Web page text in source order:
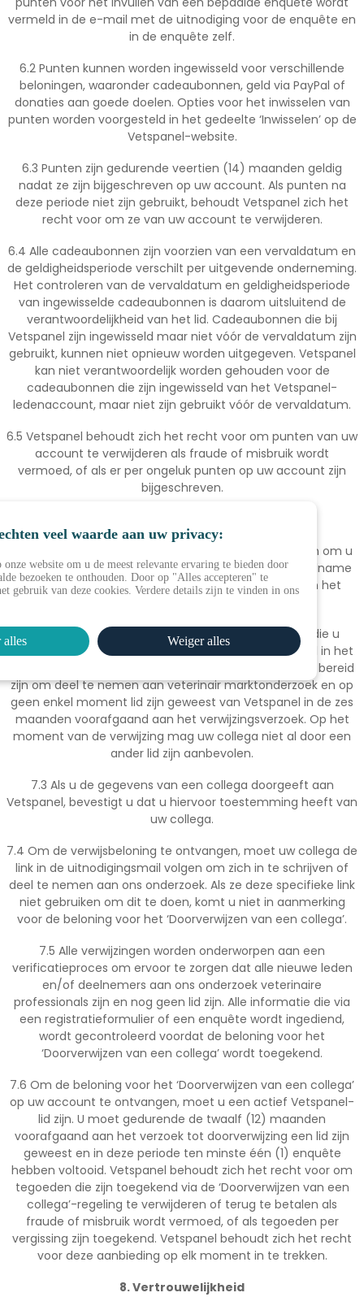
vermeld in de e-mail met de uitnodiging voor de enquête en
in de enquête zelf.
6.2 Punten kunnen worden ingewisseld voor verschillende
beloningen, waaronder cadeaubonnen, geld via PayPal of
donaties aan goede doelen. Opties voor het inwisselen van
punten worden voorgesteld in het gedeelte ‘Inwisselen’ op de
Vetspanel-website.
6.3 Punten zijn gedurende veertien (14) maanden geldig
nadat ze zijn bijgeschreven op uw account. Als punten na
deze periode niet zijn gebruikt, behoudt Vetspanel zich het
recht voor om ze van uw account te verwijderen.
6.4 Alle cadeaubonnen zijn voorzien van een vervaldatum en
de geldigheidsperiode verschilt per uitgevende onderneming.
Het controleren van de vervaldatum en geldigheidsperiode
van ingewisselde cadeaubonnen is daarom uitsluitend de
verantwoordelijkheid van het lid. Cadeaubonnen die bij
Vetspanel zijn ingewisseld maar niet vóór de vervaldatum zijn
gebruikt, kunnen niet opnieuw worden uitgegeven. Vetspanel
kan niet verantwoordelijk worden gehouden voor de
cadeaubonnen die zijn ingewisseld van het Vetspanel-
ledenaccount, maar niet zijn gebruikt vóór de vervaldatum.
6.5 Vetspanel behoudt zich het recht voor om punten van uw
account te verwijderen als fraude of misbruik wordt
vermoed, of als er per ongeluk punten op uw account zijn
bijgeschreven.
7.1 Vetspanel kan per e-mail contact met u opnemen om u
uit te nodigen een collega door te verwijzen voor deelname
aan een bepaalde enquête of om lid te worden van het
7.2 Om in aanmerking te komen, moet de collega die u
doorverwijst werkzaam zijn als veterinaire professional in het
land dat in de Vetspanel-uitnodiging wordt genoemd, bereid
zijn om deel te nemen aan veterinair marktonderzoek en op
geen enkel moment lid zijn geweest van Vetspanel in de zes
maanden voorafgaand aan het verwijzingsverzoek. Op het
moment van de verwijzing mag uw collega niet al door een
ander lid zijn aanbevolen.
7.3 Als u de gegevens van een collega doorgeeft aan
Vetspanel, bevestigt u dat u hiervoor toestemming heeft van
uw collega.
7.4 Om de verwijsbeloning te ontvangen, moet uw collega de
link in de uitnodigingsmail volgen om zich in te schrijven of
deel te nemen aan ons onderzoek. Als ze deze specifieke link
niet gebruiken om dit te doen, komt u niet in aanmerking
voor de beloning voor het ‘Doorverwijzen van een collega’.
7.5 Alle verwijzingen worden onderworpen aan een
verificatieproces om ervoor te zorgen dat alle nieuwe leden
en/of deelnemers aan ons onderzoek veterinaire
professionals zijn en nog geen lid zijn. Alle informatie die via
een registratieformulier of een enquête wordt ingediend,
wordt gecontroleerd voordat de beloning voor het
‘Doorverwijzen van een collega’ wordt toegekend.
7.6 Om de beloning voor het ‘Doorverwijzen van een collega’
op uw account te ontvangen, moet u een actief Vetspanel-
lid zijn. U moet gedurende de twaalf (12) maanden
voorafgaand aan het verzoek tot doorverwijzing een lid zijn
geweest en in deze periode ten minste één (1) enquête
hebben voltooid. Vetspanel behoudt zich het recht voor om
tegoeden die zijn toegekend via de ‘Doorverwijzen van een
collega’-regeling te verwijderen of terug te betalen als
fraude of misbruik wordt vermoed, of als tegoeden per
vergissing zijn toegekend. Vetspanel behoudt zich het recht
voor deze aanbieding op elk moment in te trekken.
8. Vertrouwelijkheid
veel waarde aan uw privacy:
website om u de meest relevante ervaring te bieden door
bezoeken te onthouden. Door op "Alles accepteren" te
gebruik van deze cookies. Verdere details zijn te vinden in ons
alles Weiger alles